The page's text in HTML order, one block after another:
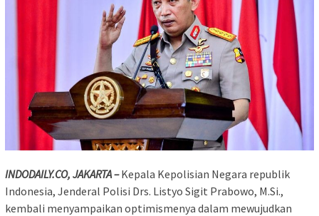
INDODAILY.CO, JAKARTA – Kepala Kepolisian Negara republik
Indonesia, Jenderal Polisi Drs. Listyo Sigit Prabowo, M.Si.,
kembali menyampaikan optimismenya dalam mewujudkan